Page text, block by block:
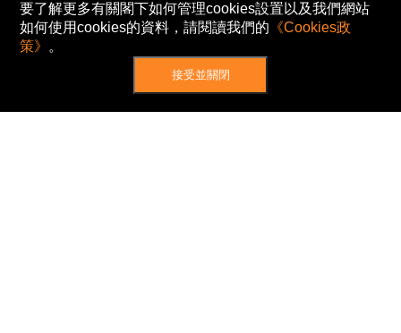
要了解更多有關閣下如何管理cookies設置以及我們網站
如何使用cookies的資料，請閱讀我們的 《Cookies政
策》 。
接受並關閉